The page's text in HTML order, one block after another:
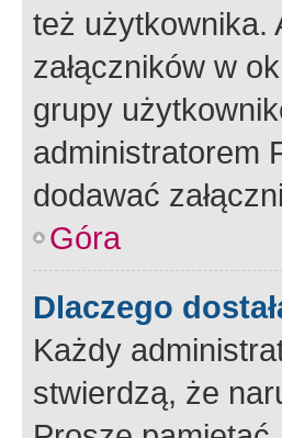
też użytkownika.
załączników w
grupy
administratorem
dodawać
Góra
Dlaczego
Każdy
stwierdzą, że